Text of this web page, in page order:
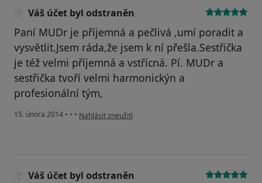
Váš účet byl odstraněn
Paní MUDr je příjemná a pečlivá ,umí poradit a
vysvětlit.Jsem ráda,že jsem k ní přešla.Sestřička
je též velmi příjemná a vstřícná. Pí. MUDr a
sestřička tvoří velmi harmonickýn a
profesionální tým,
15. února 2014 • • • podle názoru uživatele Váš účet byl odstraněn
Nahlásit zneužití
Váš účet byl odstraněn